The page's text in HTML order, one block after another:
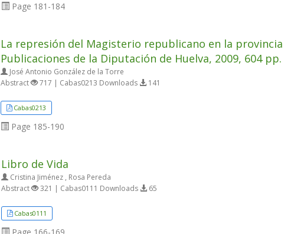
Page 181-184
La represión del Magisterio republicano en la provincia
Publicaciones de la Diputación de Huelva, 2009, 604 pp.
José Antonio González de la Torre
Abstract
717 | Cabas0213 Downloads 141
Cabas0213
Page 185-190
Libro de Vida
Cristina Jiménez , Rosa Pereda
Abstract
321 | Cabas0111 Downloads 65
Cabas0111